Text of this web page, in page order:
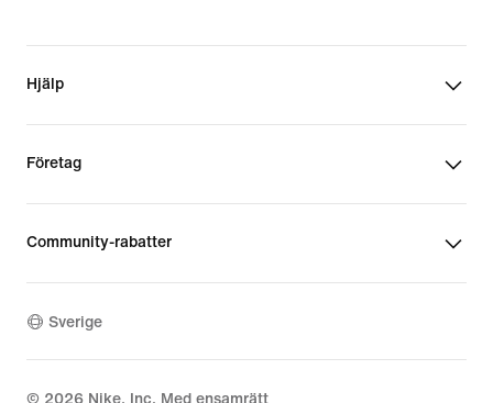
Hjälp
Företag
Community-rabatter
Sverige
© 2026 Nike, Inc. Med ensamrätt